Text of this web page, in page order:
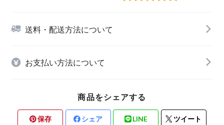
送料・配送方法について
お支払い方法について
商品をシェアする
保存 シェア LINE ツイート